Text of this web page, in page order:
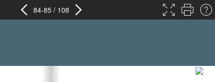
84-85 / 108